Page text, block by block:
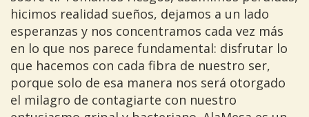
hicimos realidad sueños, dejamos a un lado
esperanzas y nos concentramos cada vez más
en lo que nos parece fundamental: disfrutar lo
que hacemos con cada fibra de nuestro ser,
porque solo de esa manera nos será otorgado
el milagro de contagiarte con nuestro